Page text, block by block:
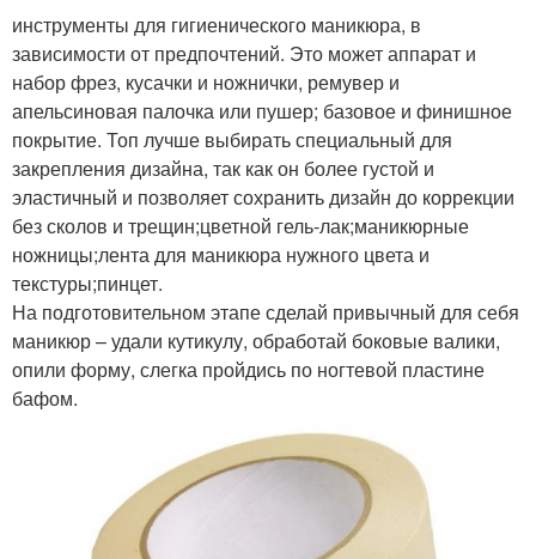
инструменты для гигиенического маникюра, в
зависимости от предпочтений. Это может аппарат и
набор фрез, кусачки и ножнички, ремувер и
апельсиновая палочка или пушер; базовое и финишное
покрытие. Топ лучше выбирать специальный для
закрепления дизайна, так как он более густой и
эластичный и позволяет сохранить дизайн до коррекции
без сколов и трещин;цветной гель-лак;маникюрные
ножницы;лента для маникюра нужного цвета и
текстуры;пинцет.
На подготовительном этапе сделай привычный для себя
маникюр – удали кутикулу, обработай боковые валики,
опили форму, слегка пройдись по ногтевой пластине
бафом.